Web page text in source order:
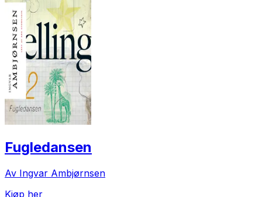
Fugledansen
Av Ingvar Ambjørnsen
Kjøp her